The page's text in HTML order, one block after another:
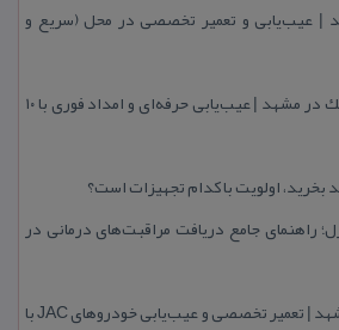
| عیب‌یابی و تعمیر تخصصی در محل (سریع و
تعمیرگاه تخصصی كوییك در مشهد | عیب‌یابی حرفه‌ای و امداد فوری با ۱۰
راهنمای جامع دریافت مراقبت‌های درمانی در
امداد خودرو جك در مشهد | تعمیر تخصصی و عیب‌یابی خودروهای JAC با